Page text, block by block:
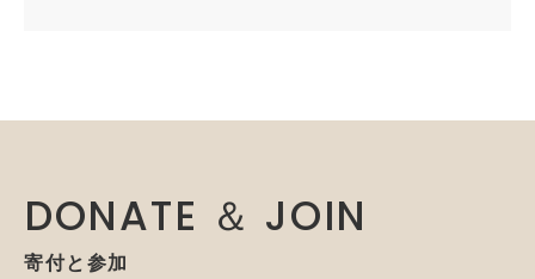
DONATE ＆ JOIN
寄付と参加